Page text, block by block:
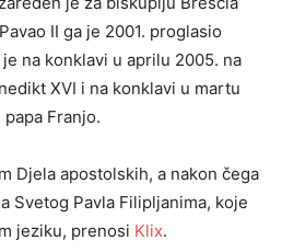
II ga je 2001. proglasio
na konklavi u aprilu 2005. na
XVI i na konklavi u martu
Franjo.
Djela apostolskih, a nakon čega
Svetog Pavla Filipljanima, koje
jeziku, prenosi Klix.